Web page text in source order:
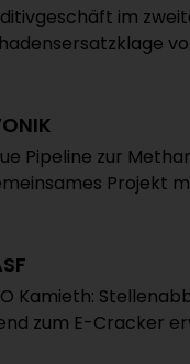
im
Pipeline zur
Projekt
Kamieth:
zum E-Cracker